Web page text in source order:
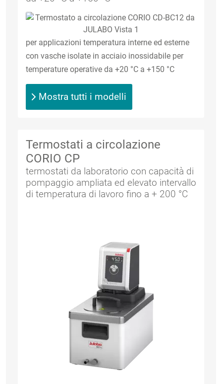
per applicazioni temperatura interne ed esterne
con vasche isolate in acciaio inossidabile per
temperature operative da +20 °C a +150 °C
Mostra tutti i modelli
Termostati a circolazione
CORIO CP
termostati da laboratorio con capacità di
pompaggio ampliata ed elevato intervallo
di temperatura di lavoro fino a + 200 °C